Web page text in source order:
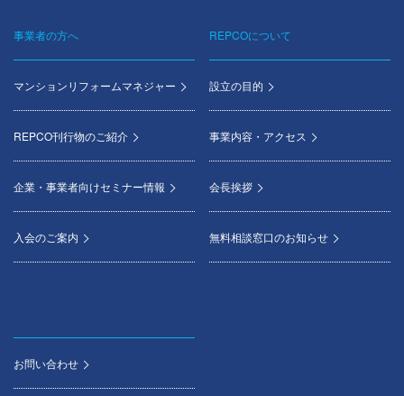
事業者の方へ
マンションリフォームマネジャー
REPCO刊行物のご紹介
企業・事業者向けセミナー情報
入会のご案内
REPCOについて
設立の目的
事業内容・アクセス
会長挨拶
無料相談窓口のお知らせ
お問い合わせ